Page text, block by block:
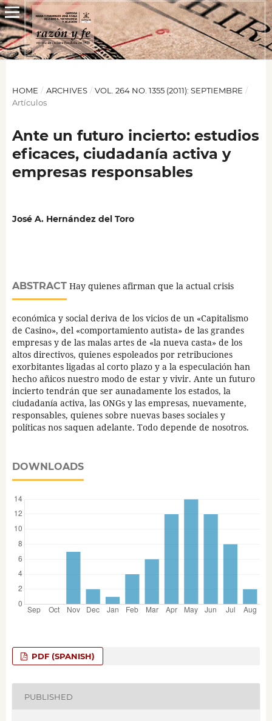
HOME / ARCHIVES / VOL. 264 NO. 1355 (2011): SEPTIEMBRE /
Artículos
Ante un futuro incierto: estudios
eficaces, ciudadanía activa y
empresas responsables
José A. Hernández del Toro
ABSTRACTHay quienes afirman que la actual crisis
económica y social deriva de los vicios de un «Capitalismo
de Casino», del «comportamiento autista» de las grandes
empresas y de las malas artes de «la nueva casta» de los
altos directivos, quienes espoleados por retribuciones
exorbitantes ligadas al corto plazo y a la especulación han
hecho añicos nuestro modo de estar y vivir. Ante un futuro
incierto tendrán que ser aunadamente los estados, la
ciudadanía activa, las ONGs y las empresas, nuevamente,
responsables, quienes sobre nuevas bases sociales y
políticas nos saquen adelante. Todo depende de nosotros.
DOWNLOADS
PDF (SPANISH)
PUBLISHED